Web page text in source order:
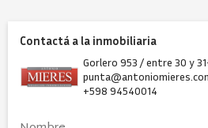
Contactá a la inmobiliaria
Gorlero 953 / entre 30 y
+598 94540014